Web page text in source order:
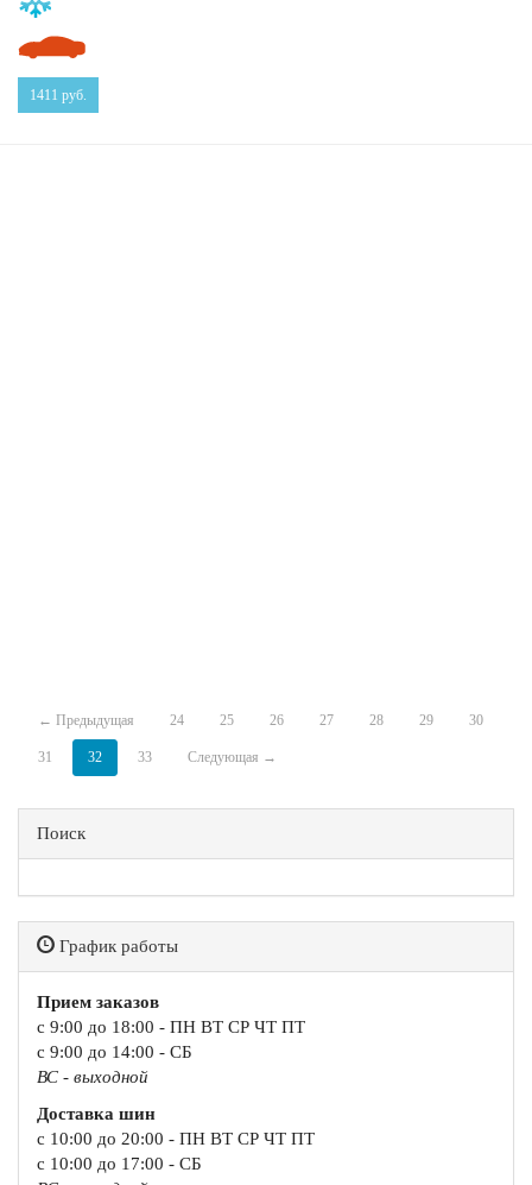
1411 руб.
← Предыдущая 24 25 26 27 28 29 30
31 32 33 Следующая →
Поиск
График работы
Прием заказов
с 9:00 до 18:00 - ПН ВТ СР ЧТ ПТ
с 9:00 до 14:00 - СБ
ВС - выходной
Доставка шин
с 10:00 до 20:00 - ПН ВТ СР ЧТ ПТ
с 10:00 до 17:00 - СБ